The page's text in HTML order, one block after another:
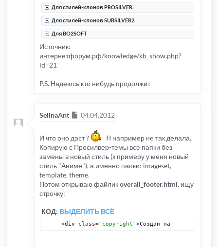
Для стилей-клонов PROSILVER.
Для стилей-клонов SUBSILVER2.
Для BO2SOFT
Источник:
интернетфорум.рф/knowledge/kb_show.php?
id=21
P.S. Надеюсь кто нибудь продолжит
SelinaAnt Сообщение
04.04.2012
И что оно даст ?
Я например не так делала.
Копирую с Просилвер-темы все папки без
замены в новый стиль (к примеру у меня новый
стиль "Аниме"), а именно папки: imageset,
template, theme.
Потом открываю файликoverall_footer.html, ищу
строчку:
КОД: ВЫДЕЛИТЬ ВСЁ
<div class="copyright">Создан на